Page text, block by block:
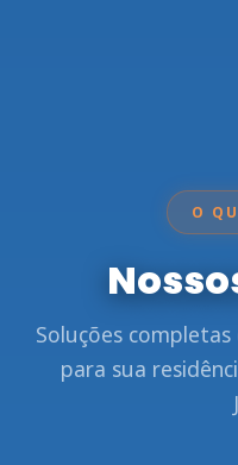
O
Soluções
para sua